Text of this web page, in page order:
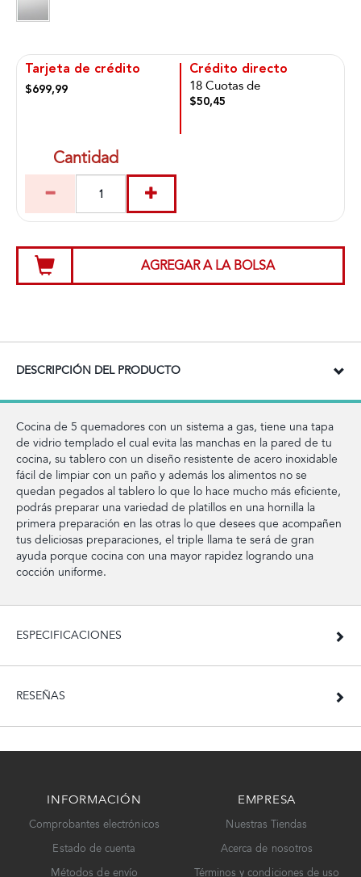
Tarjeta de crédito
$699,99
Crédito directo
18 Cuotas de
$50,45
Cantidad
AGREGAR A LA BOLSA
DESCRIPCIÓN DEL PRODUCTO
Cocina de 5 quemadores con un sistema a gas, tiene una tapa
de vidrio templado el cual evita las manchas en la pared de tu
cocina, su tablero con un diseño resistente de acero inoxidable
fácil de limpiar con un paño y además los alimentos no se
quedan pegados al tablero lo que lo hace mucho más eficiente,
podrás preparar una variedad de platillos en una hornilla la
primera preparación en las otras lo que desees que acompañen
tus deliciosas preparaciones, el triple llama te será de gran
ayuda porque cocina con una mayor rapidez logrando una
cocción uniforme.
ESPECIFICACIONES
RESEÑAS
INFORMACIÓN
Comprobantes electrónicos
Estado de cuenta
Métodos de envío
EMPRESA
Nuestras Tiendas
Acerca de nosotros
Términos y condiciones de uso